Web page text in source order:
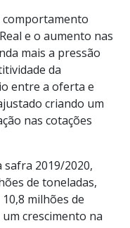
comportamento
e o aumento nas
mais a pressão
da
entre a oferta e
criando um
nas cotações
2019/2020,
de toneladas,
milhões de
crescimento na